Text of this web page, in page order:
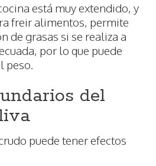
está muy extendido, y
freir alimentos, permite
de grasas si se realiza a
por lo que puede
peso.
del
puede tener efectos